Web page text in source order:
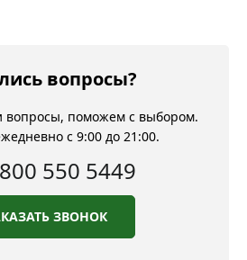
вопросы?
вопросы, поможем с выбором.
с 9:00 до 21:00.
550 5449
ЗВОНОК